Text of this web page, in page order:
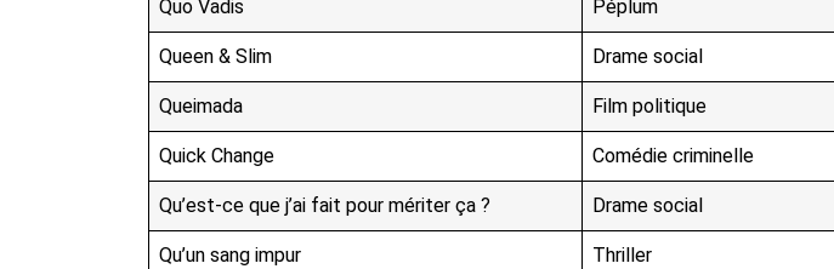
Quo Vadis Péplum
Queen & Slim Drame social
Queimada Film politique
Quick Change Comédie criminelle
Qu’est-ce que j’ai fait pour mériter ça ? Drame social
Qu’un sang impur Thriller